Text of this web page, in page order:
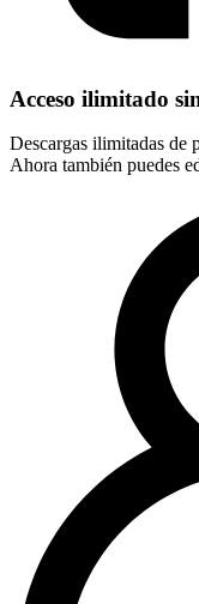
Acceso ilimitado
Descargas ilimitadas de
Ahora también puedes